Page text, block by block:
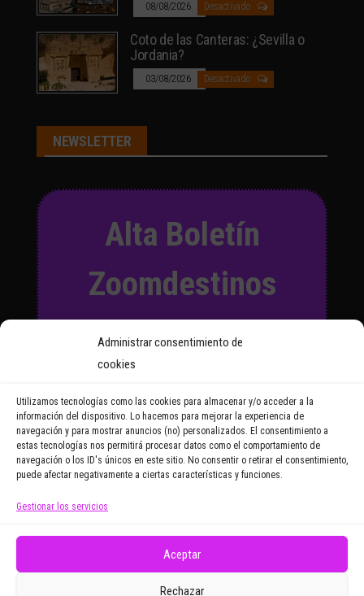
Administrar consentimiento de
cookies
Utilizamos tecnologías como las cookies para almacenar y/o acceder a la
información del dispositivo. Lo hacemos para mejorar la experiencia de
navegación y para mostrar anuncios (no) personalizados. El consentimiento a
estas tecnologías nos permitirá procesar datos como el comportamiento de
navegación o los ID's únicos en este sitio. No consentir o retirar el consentimiento,
puede afectar negativamente a ciertas características y funciones.
Gestionar los servicios
Aceptar
Rechazar
08/08/2026 Desactivado
Coto de las Canteras: ¿Sevilla o
Jordania?
03/08/2026 Desactivado
NEWSLETTER
Alta Boletín
Zoomdestinos
y recibirás regularmente las
noticias y reportajes que
Email Address
electrónicos promocionales de Zoomdestinos.es